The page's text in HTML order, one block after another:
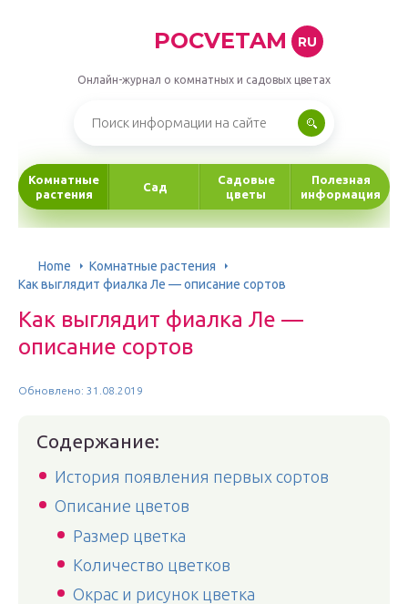
POCVETAM RU
Онлайн-журнал о комнатных и садовых цветах
Комнатные
растения
Сад
Садовые
цветы
Полезная
информация
Home
Комнатные растения
Как выглядит фиалка Ле — описание сортов
Как выглядит фиалка Ле —
описание сортов
Обновлено: 31.08.2019
Содержание:
История появления первых сортов
Описание цветов
Размер цветка
Количество цветков
Окрас и рисунок цветка